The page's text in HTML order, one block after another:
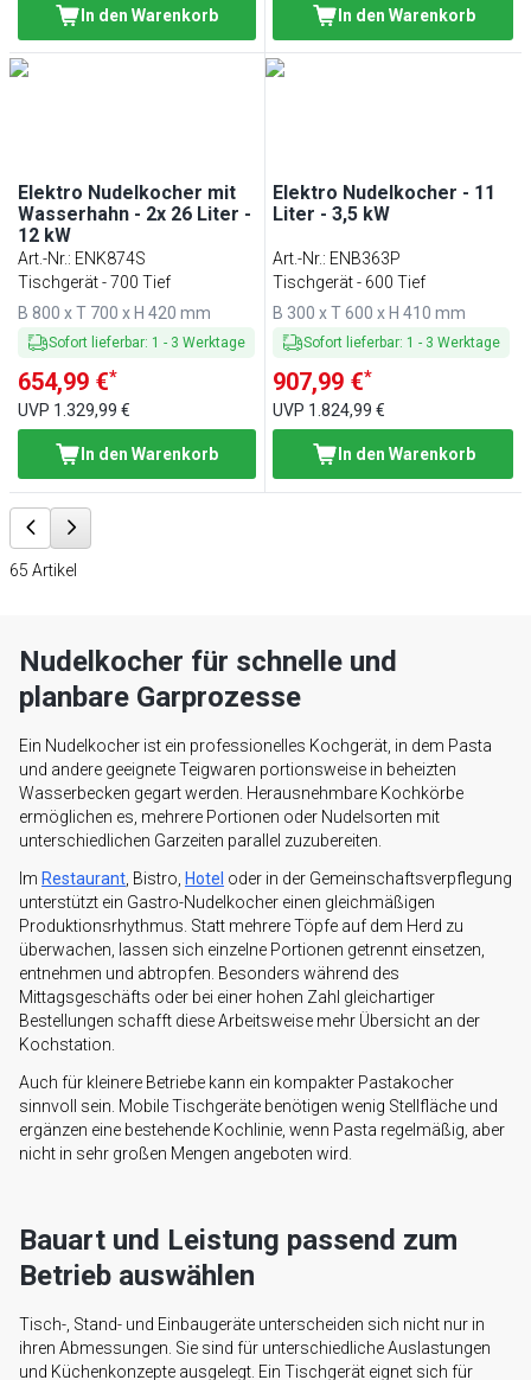
In den Warenkorb In den Warenkorb
Elektro Nudelkocher mit
Wasserhahn - 2x 26 Liter -
12 kW
Art.-Nr.: ENK874S
Tischgerät - 700 Tief
B 800 x T 700 x H 420 mm
Sofort lieferbar: 1 - 3 Werktage
654,99 €*
UVP 1.329,99 €
In den Warenkorb
Elektro Nudelkocher - 11
Liter - 3,5 kW
Art.-Nr.: ENB363P
Tischgerät - 600 Tief
B 300 x T 600 x H 410 mm
Sofort lieferbar: 1 - 3 Werktage
907,99 €*
UVP 1.824,99 €
In den Warenkorb
65 Artikel
Nudelkocher für schnelle und
planbare Garprozesse
Ein Nudelkocher ist ein professionelles Kochgerät, in dem Pasta
und andere geeignete Teigwaren portionsweise in beheizten
Wasserbecken gegart werden. Herausnehmbare Kochkörbe
ermöglichen es, mehrere Portionen oder Nudelsorten mit
unterschiedlichen Garzeiten parallel zuzubereiten.
Im Restaurant , Bistro, Hotel oder in der Gemeinschaftsverpflegung
unterstützt ein Gastro-Nudelkocher einen gleichmäßigen
Produktionsrhythmus. Statt mehrere Töpfe auf dem Herd zu
überwachen, lassen sich einzelne Portionen getrennt einsetzen,
entnehmen und abtropfen. Besonders während des
Mittagsgeschäfts oder bei einer hohen Zahl gleichartiger
Bestellungen schafft diese Arbeitsweise mehr Übersicht an der
Kochstation.
Auch für kleinere Betriebe kann ein kompakter Pastakocher
sinnvoll sein. Mobile Tischgeräte benötigen wenig Stellfläche und
ergänzen eine bestehende Kochlinie, wenn Pasta regelmäßig, aber
nicht in sehr großen Mengen angeboten wird.
Bauart und Leistung passend zum
Betrieb auswählen
Tisch-, Stand- und Einbaugeräte unterscheiden sich nicht nur in
ihren Abmessungen. Sie sind für unterschiedliche Auslastungen
und Küchenkonzepte ausgelegt. Ein Tischgerät eignet sich für